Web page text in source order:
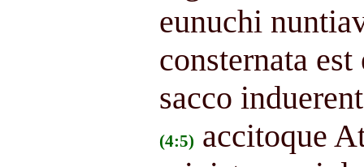
eunuchi
consternata
sacco
(4:5) accitoque